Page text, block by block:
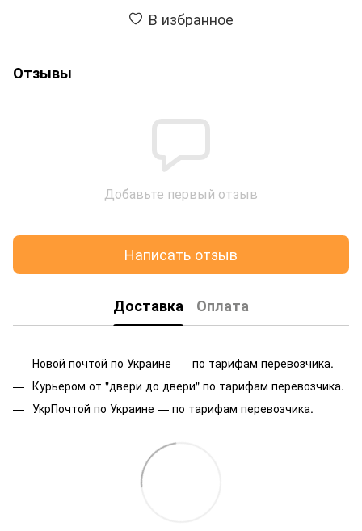
В избранное
Отзывы
Добавьте первый отзыв
Написать отзыв
Доставка Оплата
Новой почтой по Украине — по тарифам перевозчика.
Курьером от "двери до двери" по тарифам перевозчика.
УкрПочтой по Украине — по тарифам перевозчика.